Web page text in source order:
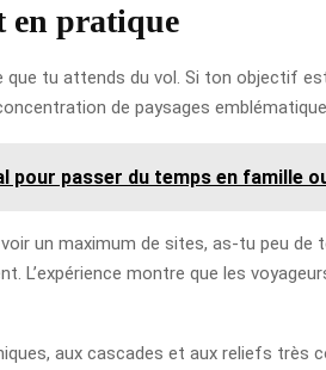
en pratique
tu attends du vol. Si ton objectif
de paysages
pour passer du temps en famille
un maximum de sites, as-tu peu
L’expérience montre que les
aux cascades et aux reliefs très